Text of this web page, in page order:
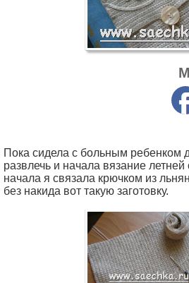
Пока сидела с больным ребенком
развлечь и начала вязание
начала я связала крючком из
без накида вот такую заготовку.